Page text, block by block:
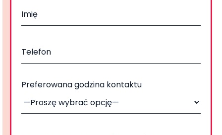
Preferowana godzina kontaktu